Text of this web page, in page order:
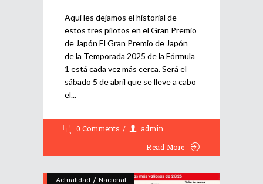
Aquí les dejamos el historial de
estos tres pilotos en el Gran Premio
de Japón El Gran Premio de Japón
de la Temporada 2025 de la Fórmula
1 está cada vez más cerca. Será el
sábado 5 de abril que se lleve a cabo
el
0 Comments
admin
Read More
Actualidad / Nacional